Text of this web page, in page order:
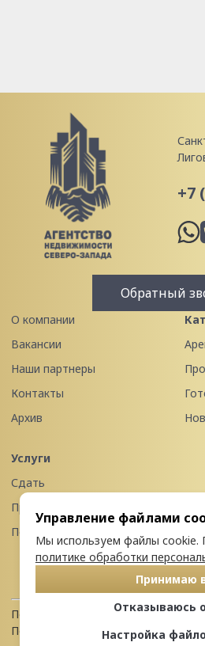
+7
Обратный
О компании
Вакансии
Наши партнеры
Контакты
Архив
Услуги
Сдать
Продать
Передать в управление
Политика конфиденциальности
Пользовательское соглашение
Управление файлами
Мы используем файлы cookie.
политике обработки
Принимаю
Отказываюсь
Настройка